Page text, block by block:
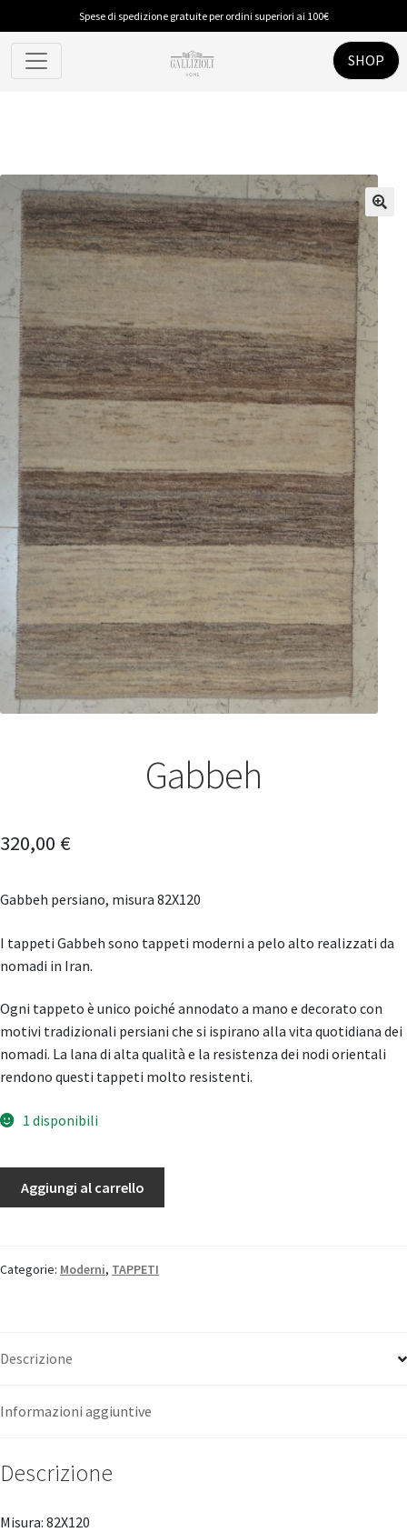
Spese di spedizione gratuite per ordini superiori ai 100€
SHOP
Gabbeh
320,00 €
Gabbeh persiano, misura 82X120
I tappeti Gabbeh sono tappeti moderni a pelo alto realizzati da
nomadi in Iran.
Ogni tappeto è unico poiché annodato a mano e decorato con
motivi tradizionali persiani che si ispirano alla vita quotidiana dei
nomadi. La lana di alta qualità e la resistenza dei nodi orientali
rendono questi tappeti molto resistenti.
1 disponibili
quantità
Aggiungi al carrello
Categorie: Moderni, TAPPETI
Descrizione
Informazioni aggiuntive
Descrizione
Misura: 82X120